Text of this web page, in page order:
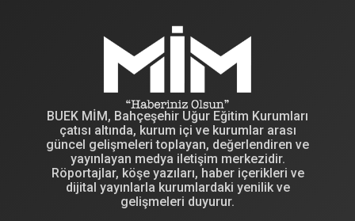
BUEK MİM, Bahçeşehir Uğur Eğitim Kurumları
çatısı altında, kurum içi ve kurumlar arası
güncel gelişmeleri toplayan, değerlendiren ve
yayınlayan medya iletişim merkezidir.
Röportajlar, köşe yazıları, haber içerikleri ve
dijital yayınlarla kurumlardaki yenilik ve
gelişmeleri duyurur.